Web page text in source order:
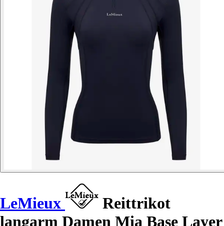
LeMieux
Reittrikot
langarm Damen Mia Base Layer